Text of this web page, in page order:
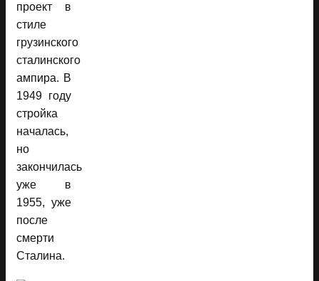
проект в
стиле
грузинского
сталинского
ампира. В
1949 году
стройка
началась,
но
закончилась
уже в
1955, уже
после
смерти
Сталина.